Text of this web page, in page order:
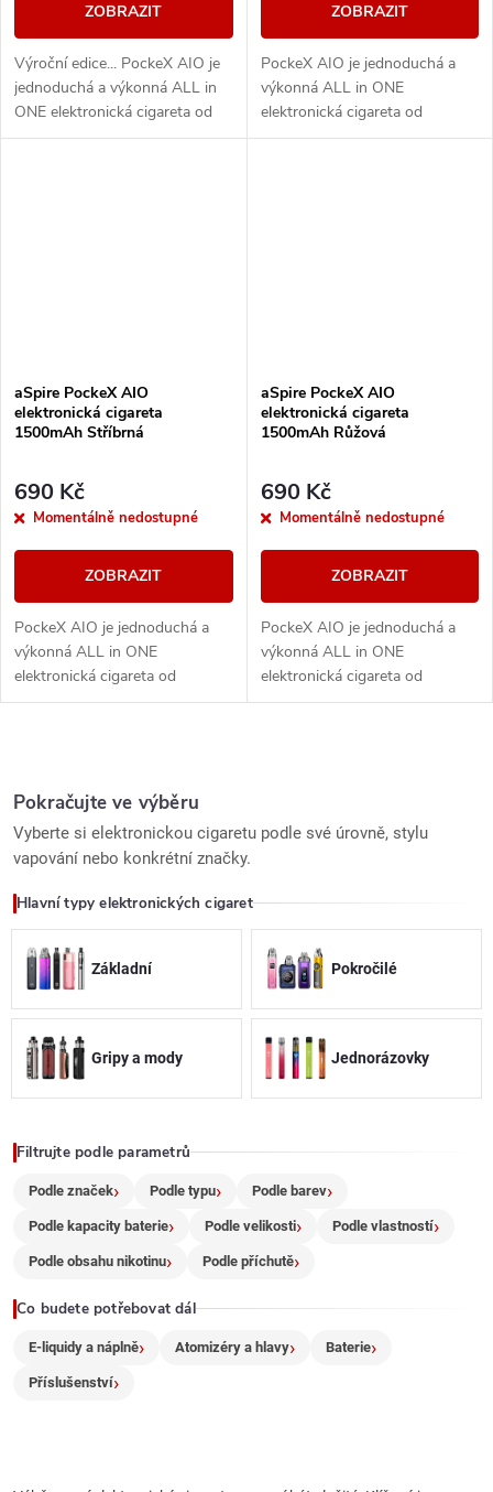
ZOBRAZIT
Výroční edice... PockeX AIO je
jednoduchá a výkonná ALL in
ONE elektronická cigareta od
společnosti aSpire. Svými
ZOBRAZIT
PockeX AIO je jednoduchá a
výkonná ALL in ONE
elektronická cigareta od
společnosti aSpire. Svými
aSpire PockeX AIO
elektronická cigareta
1500mAh Stříbrná
690 Kč
Momentálně nedostupné
ZOBRAZIT
PockeX AIO je jednoduchá a
výkonná ALL in ONE
elektronická cigareta od
společnosti aSpire. Svými
aSpire PockeX AIO
elektronická cigareta
1500mAh Růžová
690 Kč
Momentálně nedostupné
ZOBRAZIT
PockeX AIO je jednoduchá a
výkonná ALL in ONE
elektronická cigareta od
společnosti aSpire. Svými
v
l
á
d
a
c
r
v
k
y
v
ý
Pokračujte ve výběru
Vyberte si elektronickou cigaretu podle své úrovně, stylu
vapování nebo konkrétní značky.
Hlavní typy elektronických cigaret
Základní Pokročilé
Gripy a mody Jednorázovky
Filtrujte podle parametrů
Podle značek Podle typu Podle barev
Podle kapacity baterie Podle velikosti Podle vlastností
Podle obsahu nikotinu Podle příchutě
Co budete potřebovat dál
E-liquidy a náplně Atomizéry a hlavy Baterie
Příslušenství